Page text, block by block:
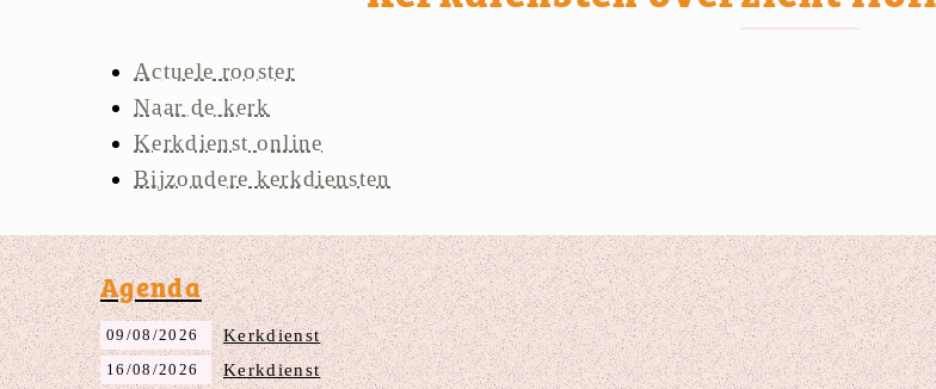
Actuele rooster
Naar de kerk
Kerkdienst online
Bijzondere kerkdiensten
Agenda
09/08/2026 Kerkdienst
16/08/2026 Kerkdienst